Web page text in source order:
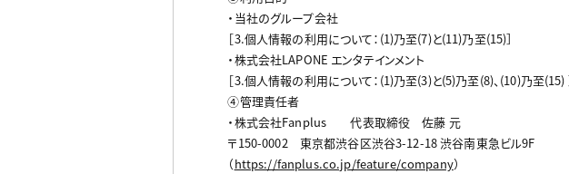
・当社のグループ会社
［3.個人情報の利用について：(1)乃至(7)と(11)乃至(15)］
・株式会社LAPONE エンタテインメント
［3.個人情報の利用について：(1)乃至(3)と(5)乃至(8)、(10)乃至(15)
④管理責任者
・株式会社Fanplus 代表取締役 佐藤 元
〒150-0002 東京都渋谷区渋谷3-12-18 渋谷南東急ビル9F
（https://fanplus.co.jp/feature/company）